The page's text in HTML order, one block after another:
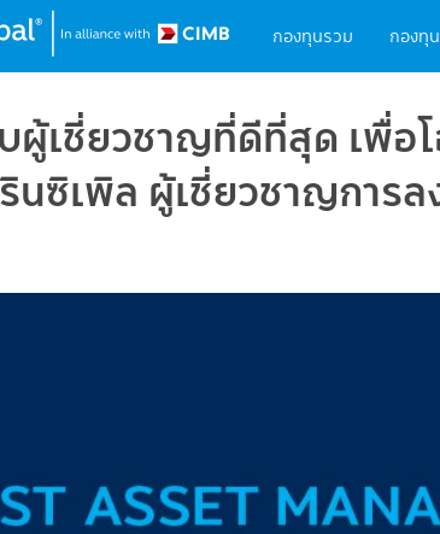
Main
กองทุนรวม กองทุ
ผู้เชี่ยวชาญที่ดีที่สุด เพื่อ
นซิเพิล ผู้เชี่ยวชาญการ